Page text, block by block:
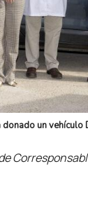
donado un